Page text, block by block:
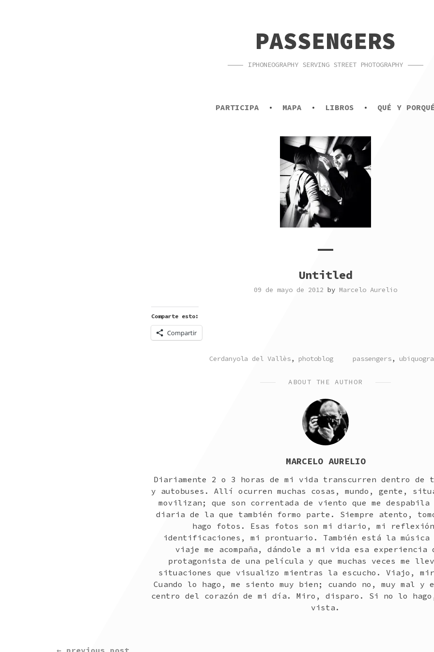
PASSENGERS
IPHONEOGRAPHY SERVING STREET PHOTOGRAPHY
PARTICIPA MAPA LIBROS QUÉ Y
Untitled
09 de mayo de 2012 by Marcelo Aurelio
Comparte esto:
Compartir
POSTED
Cerdanyola del Vallès, photoblog TAGGED
passengers,
ABOUT THE AUTHOR
MARCELO AURELIO
Diariamente 2 o 3 horas de mi vida transcurren dentro de
y autobuses. Allí ocurren muchas cosas, mundo, gente,
movilizan; que son correntada de viento que me
diaria de la que también formo parte. Siempre atento,
hago fotos. Esas fotos son mi diario, mi
identificaciones, mi prontuario. También está la música
viaje me acompaña, dándole a mi vida esa
protagonista de una película y que muchas veces me
situaciones que visualizo mientras la escucho. Viajo,
Cuando lo hago, me siento muy bien; cuando no, muy mal y
centro del corazón de mi día. Miro, disparo. Si no lo
vista.
CONTINUE
← previous post